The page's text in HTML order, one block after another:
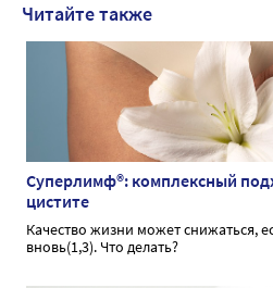
Читайте также
Суперлимф®: комплексный
цистите
Качество жизни может снижаться,
вновь(1,3). Что делать?